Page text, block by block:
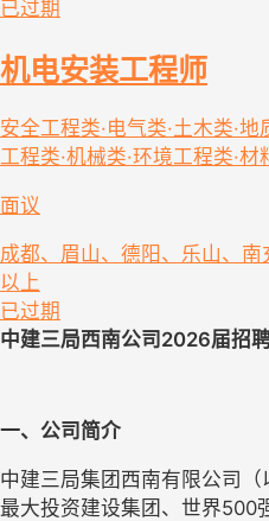
已过期
机电安装工程师
安全工程类·电气类·土木类·
工程类·机械类·环境工程类·材
面议
成都、眉山、德阳、乐山、南
以上
已过期
中建三局西南公司 2026届招
一、公司简介
中建三局集团西南有限公司（
最大投资建设集团、世界500